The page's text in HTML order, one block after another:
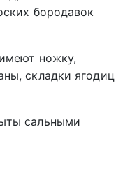
бородавок
ножку,
складки ягодиц
сальными